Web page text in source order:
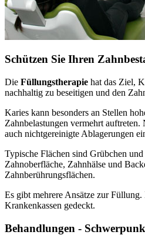
Schützen Sie Ihren
Die Füllungstherapie hat das Ziel,
nachhaltig zu beseitigen und den
Karies kann besonders an Stellen
Zahnbelastungen vermehrt auftreten.
auch nichtgereinigte Ablagerungen
Typische Flächen sind Grübchen
Zahnoberfläche, Zahnhälse und
Zahnberührungsflächen.
Es gibt mehrere Ansätze zur
Krankenkassen gedeckt.
Behandlungen -